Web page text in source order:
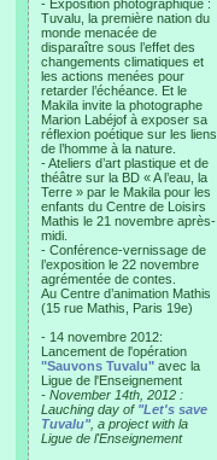
- Exposition photographique :
Tuvalu, la première nation du
monde menacée de
disparaître sous l’effet des
changements climatiques et
les actions menées pour
retarder l’échéance. Et le
Makila invite la photographe
Marion Labéjof à exposer sa
réflexion poétique sur les liens
de l’homme à la nature.
- Ateliers d’art plastique et de
théâtre sur la BD « A l’eau, la
Terre » par le Makila pour les
enfants du Centre de Loisirs
Mathis le 21 novembre après-
midi.
- Conférence-vernissage de
l’exposition le 22 novembre
agrémentée de contes.
Au Centre d’animation Mathis
(15 rue Mathis, Paris 19e)
- 14 novembre 2012:
Lancement de l'opération
"Sauvons Tuvalu" avec la
Ligue de l'Enseignement
- November 14th, 2012 :
Lauching day of "Let's save
Tuvalu", a project with la
Ligue de l'Enseignement